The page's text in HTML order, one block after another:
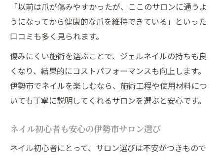
「以前は爪が傷みやすかったが、ここのサロンに通うよ
うになってから健康的な爪を維持できている」といった
口コミも多く見られます。
傷みにくい施術を選ぶことで、ジェルネイルの持ちも良
くなり、結果的にコストパフォーマンスも向上します。
伊勢市でネイルを楽しむなら、施術工程や使用材料につ
いても丁寧に説明してくれるサロンを選ぶと安心です。
ネイル初心者も安心の伊勢市サロン選び
ネイル初心者にとって、サロン選びは不安がつきもので